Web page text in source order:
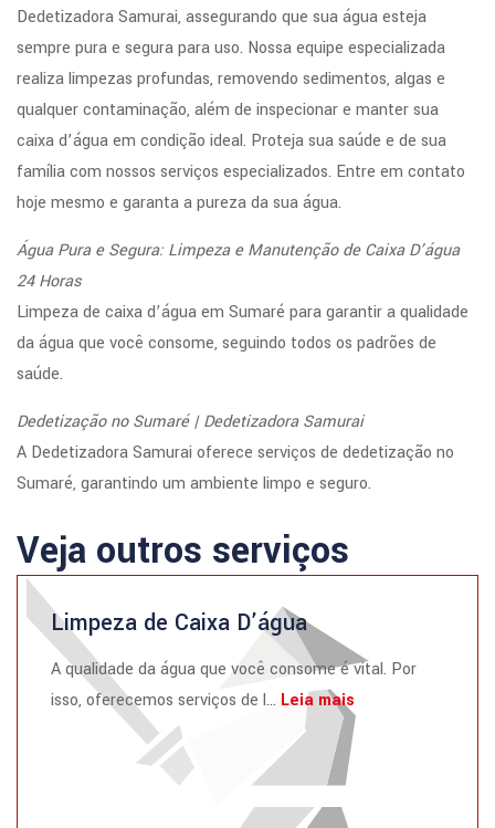
Dedetizadora Samurai, assegurando que sua água esteja
sempre pura e segura para uso. Nossa equipe especializada
realiza limpezas profundas, removendo sedimentos, algas e
qualquer contaminação, além de inspecionar e manter sua
caixa d’água em condição ideal. Proteja sua saúde e de sua
família com nossos serviços especializados. Entre em contato
hoje mesmo e garanta a pureza da sua água.
Água Pura e Segura: Limpeza e Manutenção de Caixa D’água
24 Horas
Limpeza de caixa d’água em Sumaré para garantir a qualidade
da água que você consome, seguindo todos os padrões de
saúde.
Dedetização no Sumaré | Dedetizadora Samurai
A Dedetizadora Samurai oferece serviços de dedetização no
Sumaré, garantindo um ambiente limpo e seguro.
Veja outros serviços
Limpeza de Caixa D’água
A qualidade da água que você consome é vital. Por
isso, oferecemos serviços de l... Leia mais